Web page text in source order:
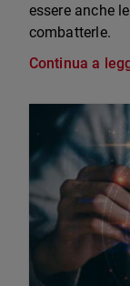
essere anche
combatterle.
Continua a